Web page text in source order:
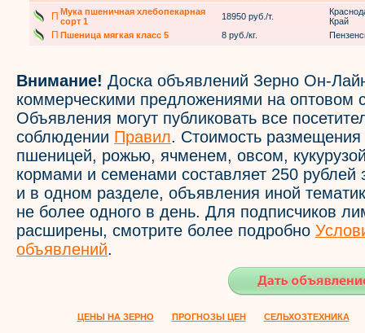
П Мука пшеничная хлебопекарная
сорт 1
18950 руб./т.
Край
П Пшеница мягкая класс 5 8 руб./кг.
Внимание! Доска объявлений Зерно Он-
коммерческими предложениями на оптовом
Объявления могут публиковать все
соблюдении Правил. Стоимость
пшеницей, рожью, ячменем, овсом,
кормами и семенами составляет 250 рублей
и в одном разделе, объявления иной
не более одного в день. Для подписчиков
расширены, смотрите более подробно
объявлений.
ЦЕНЫ НА ЗЕРНО ПРОГНОЗЫ ЦЕН СЕЛЬХОЗТЕХНИКА